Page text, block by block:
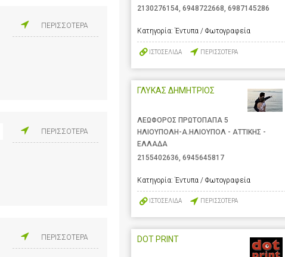
ΠΕΡΙΣΣΟΤΕΡΑ
ΠΕΡΙΣΣΟΤΕΡΑ
ΠΕΡΙΣΣΟΤΕΡΑ
2130276154, 6948722668, 6987145286
Κατηγορία: Έντυπα / Φωτογραφεία
ΙΣΤΟΣΕΛΙΔΑ ΠΕΡΙΣΣΟΤΕΡΑ
ΓΛΥΚΑΣ ΔΗΜΗΤΡΙΟΣ
ΛΕΩΦΟΡΟΣ ΠΡΩΤΟΠΑΠΑ 5
ΗΛΙΟΥΠΟΛΗ-Α.ΗΛΙΟΥΠΟΛ - ΑΤΤΙΚΗΣ -
ΕΛΛΑΔΑ
2155402636 6945645817
Κατηγορία: Έντυπα / Φωτογραφεία
ΙΣΤΟΣΕΛΙΔΑ ΠΕΡΙΣΣΟΤΕΡΑ
DOT PRINT